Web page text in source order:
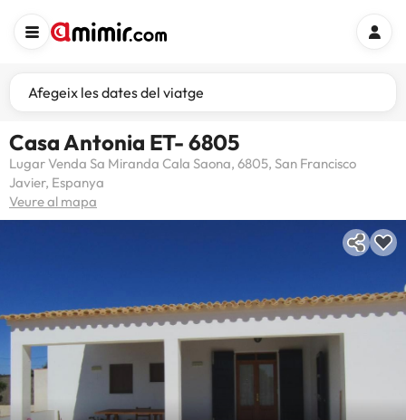
Afegeix les dates del viatge
Casa Antonia ET- 6805
Lugar Venda Sa Miranda Cala Saona, 6805, San Francisco
Javier, Espanya
Veure al mapa